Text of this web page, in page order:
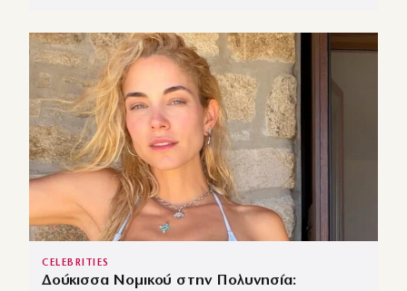
CELEBRITIES
Δούκισσα Νομικού στην Πολυνησία: